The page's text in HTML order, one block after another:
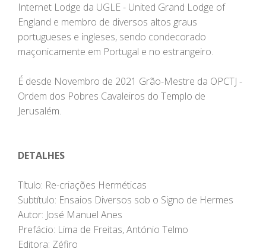
Internet Lodge da UGLE - United Grand Lodge of
England e membro de diversos altos graus
portugueses e ingleses, sendo condecorado
maçonicamente em Portugal e no estrangeiro.
É desde Novembro de 2021 Grão-Mestre da OPCTJ -
Ordem dos Pobres Cavaleiros do Templo de
Jerusalém.
DETALHES
Título: Re-criações Herméticas
Subtítulo: Ensaios Diversos sob o Signo de Hermes
Autor: José Manuel Anes
Prefácio: Lima de Freitas, António Telmo
Editora: Zéfiro